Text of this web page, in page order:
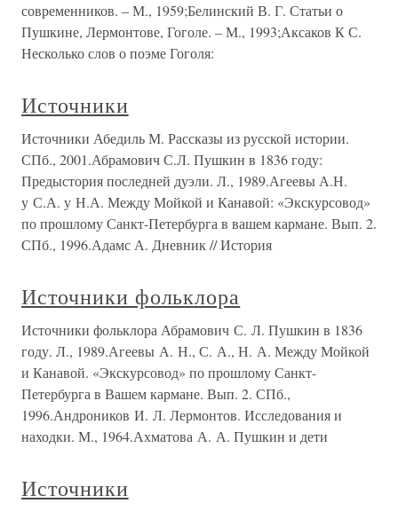
современников. – М., 1959;Белинский В. Г. Статьи о
Пушкине, Лермонтове, Гоголе. – М., 1993;Аксаков К С.
Несколько слов о поэме Гоголя:
Источники
Источники Абедиль М. Рассказы из русской истории.
СПб., 2001.Абрамович С.Л. Пушкин в 1836 году:
Предыстория последней дуэли. Л., 1989.Агеевы А.Н.
у С.А. у Н.А. Между Мойкой и Канавой: «Экскурсовод»
по прошлому Санкт-Петербурга в вашем кармане. Вып. 2.
СПб., 1996.Адамс А. Дневник // История
Источники фольклора
Источники фольклора Абрамович С. Л. Пушкин в 1836
году. Л., 1989.Агеевы А. Н., С. А., Н. А. Между Мойкой
и Канавой. «Экскурсовод» по прошлому Санкт-
Петербурга в Вашем кармане. Вып. 2. СПб.,
1996.Андроников И. Л. Лермонтов. Исследования и
находки. М., 1964.Ахматова А. А. Пушкин и дети
Источники